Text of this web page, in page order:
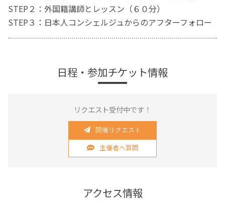
STEP２：外国籍講師とレッスン（６０分）
STEP３：日本人コンシェルジュからのアフターフォロー
日程・参加チケット情報
リクエスト受付中です！
開催リクエスト
主催者へ質問
アクセス情報